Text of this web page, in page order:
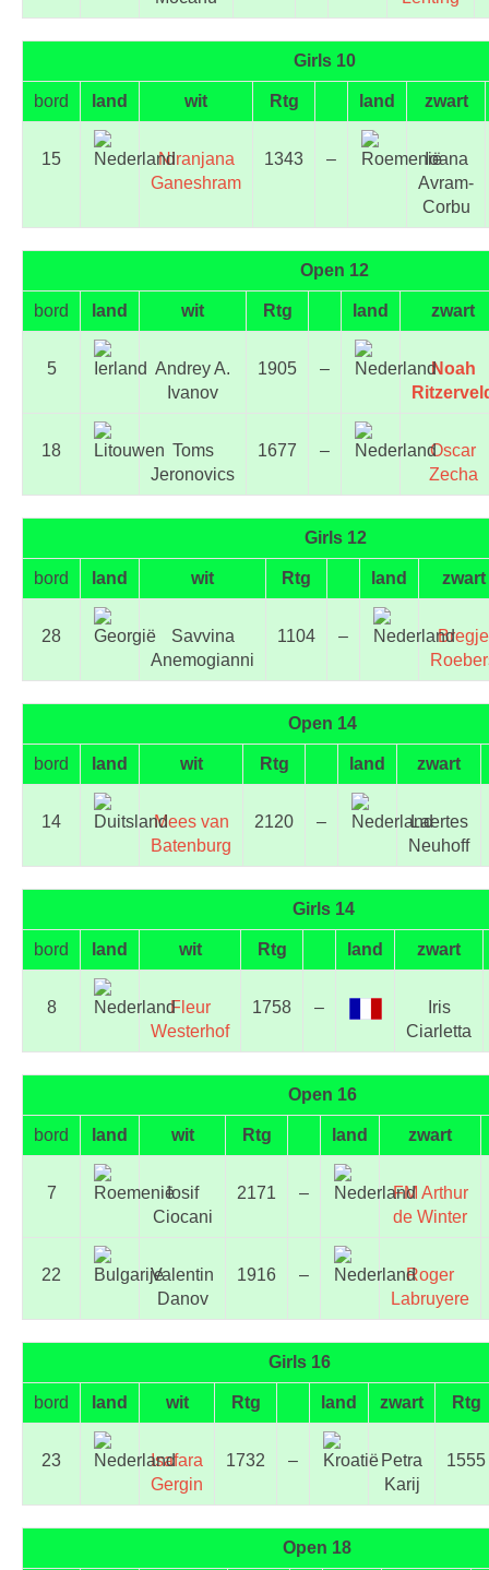
Girls 10
bord land wit Rtg land zwart
15
Niranjana
Ganeshram
1343 –
Ioana
Avram-
Corbu
Open 12
bord land wit Rtg land zwart
5
Andrey A.
Ivanov
1905 –
Noah
18
Toms
Jeronovics
1677 –
Oscar
Zecha
Girls 12
bord land wit Rtg land zwart
28
Savvina
Anemogianni
1104 –
Bregje
Open 14
bord land wit Rtg land zwart
14
Mees van
Batenburg
2120 –
Laertes
Neuhoff
Girls 14
bord land wit Rtg land zwart
8
Fleur
Westerhof
1758 –
Iris
Ciarletta
Open 16
bord land wit Rtg land zwart
7
Iosif
Ciocani
2171 –
FM Arthur
de Winter
22
Valentin
Danov
1916 –
Roger
Labruyere
Girls 16
bord land wit Rtg land zwart Rtg
23
Isafara
Gergin
1732 –
Petra
Karij
1555
Open 18